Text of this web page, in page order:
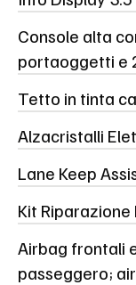
Console alta
portaoggetti e
Tetto in tinta
Alzacristalli
Lane Keep
Kit
Airbag frontali
passeggero;